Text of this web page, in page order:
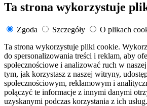
Ta strona wykorzystuje
Zgoda Szczegóły
O plikach
Ta strona wykorzystuje pliki cookie.
do spersonalizowania treści i reklam, aby
społecznościowe i analizować ruch w
tym, jak korzystasz z naszej witryny,
społecznościowym, reklamowym i
połączyć te informacje z innymi danymi
uzyskanymi podczas korzystania z ich usług.